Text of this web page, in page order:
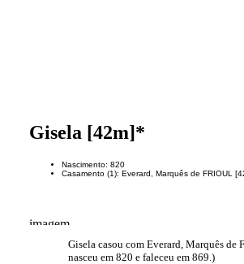
Gisela [42m]*
Nascimento: 820
Casamento (1): Everard, Marquês de FRIOUL
Gisela casou com Everard, Marquês
nasceu em 820 e faleceu em 869.)